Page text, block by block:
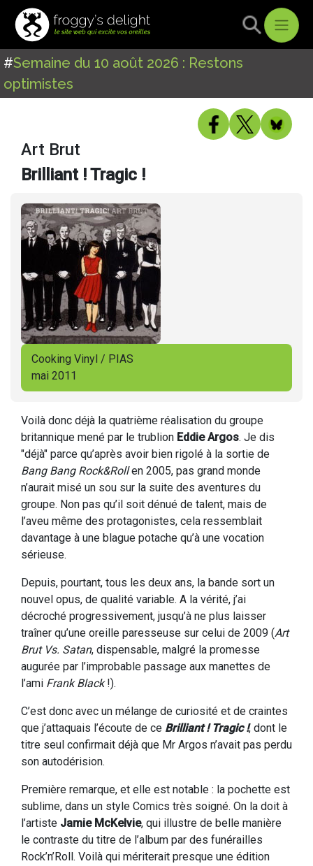
#Semaine du 10 août 2026 : Restons
optimistes
Art Brut
Brilliant ! Tragic !
Cooking Vinyl / PIAS
mai 2011
Voilà donc déjà la quatrième réalisation du groupe
britannique mené par le trublion Eddie Argos. Je dis
"déjà" parce qu’après avoir bien rigolé à la sortie de
Bang Bang Rock&Rollen 2005, pas grand monde
n’aurait misé un sou sur la suite des aventures du
groupe. Non pas qu’il soit dénué de talent, mais de
l’aveu même des protagonistes, cela ressemblait
davantage à une blague potache qu’à une vocation
sérieuse.
Depuis, pourtant, tous les deux ans, la bande sort un
nouvel opus, de qualité variable. A la vérité, j’ai
décroché progressivement, jusqu’à ne plus laisser
traîner qu’une oreille paresseuse sur celui de 2009 (Art
Brut Vs. Satan, dispensable, malgré la promesse
augurée par l’improbable passage aux manettes de
l’ami Frank Black!).
C’est donc avec un mélange de curiosité et de craintes
que j’attaquais l’écoute de ce Brilliant ! Tragic !, dont le
titre seul confirmait déjà que Mr Argos n’avait pas perdu
son autodérision.
Première remarque, et elle est notable : la pochette est
sublime, dans un style Comics très soigné. On la doit à
l’artiste Jamie McKelvie, qui illustre de belle manière
le contraste du titre de l’album par des funérailles
Rock’n’Roll. Voilà qui mériterait presque une édition